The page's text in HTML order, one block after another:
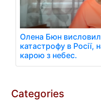
Олена Бюн
катастрофу в Росії,
карою з небес.
Categories